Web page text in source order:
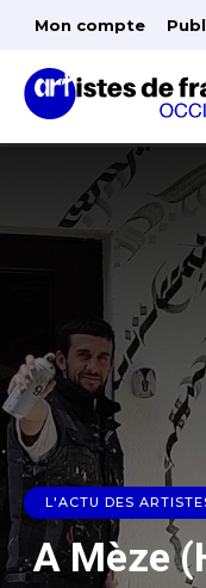
Mon compte
L'ACTU DES
A Mèze